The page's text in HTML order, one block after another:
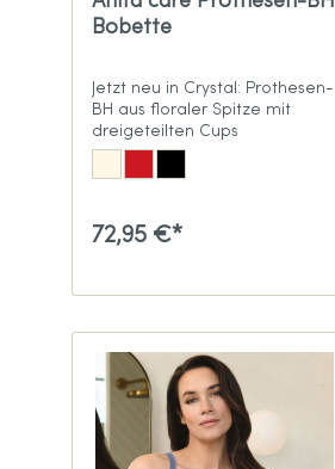
Bobette
Jetzt neu in Crystal: Prothesen-
BH aus floraler Spitze mit
dreigeteilten Cups
72,95 €*